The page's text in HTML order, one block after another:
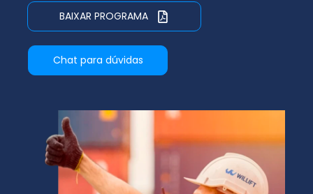
BAIXAR PROGRAMA
Chat para dúvidas